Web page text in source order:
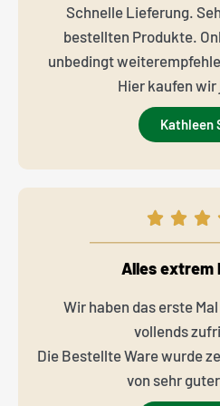
Schnelle Lieferung.
bestellten Produkte.
unbedingt
Hier kaufen
Kathleen
Alles extrem
Wir haben das erste
vollends
Die Bestellte Ware wurde
von sehr